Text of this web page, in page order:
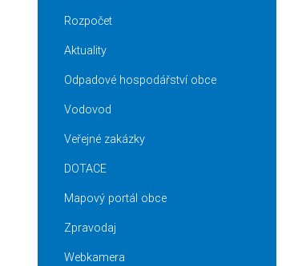
Rozpočet
Aktuality
Odpadové hospodářství obce
Vodovod
Veřejné zakázky
DOTACE
Mapový portál obce
Zpravodaj
Webkamera